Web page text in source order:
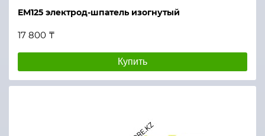
ЕМ125 электрод-шпатель изогнутый
17 800 ₸
Купить